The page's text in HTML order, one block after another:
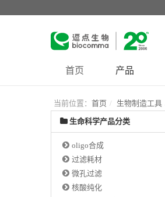
首页 产品
当前位置： 首页 生物制造工具
生命科学产品分类
oligo合成
过滤耗材
微孔过滤
核酸纯化